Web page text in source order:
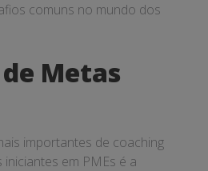
comuns no mundo dos
Metas
importantes de coaching
em PMEs é a